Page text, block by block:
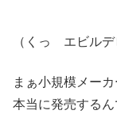
（くっ エビルデ
まぁ小規模メー
本当に発売する